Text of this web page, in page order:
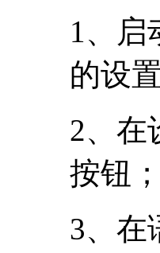
1、启
的设
2、在
按钮；
3、在